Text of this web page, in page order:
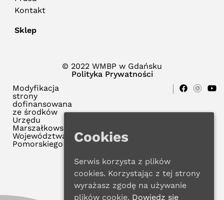
Kontakt
Sklep
© 2022 WMBP w Gdańsku
Polityka Prywatności
Modyfikacja
strony
dofinansowana
ze środków
Urzędu
Marszałkowskiego
Województwa
Pomorskiego
Cookies
Serwis korzysta z plików
cookies. Korzystając z tej strony
wyrażasz zgodę na używanie
plików cookie. Dowiedz się